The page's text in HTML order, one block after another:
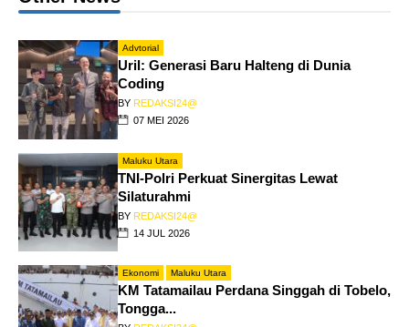
Advtorial
Uril: Generasi Baru Halteng di Dunia
Coding
BY REDAKSI24@
07 MEI 2026
Maluku Utara
TNI-Polri Perkuat Sinergitas Lewat
Silaturahmi
BY REDAKSI24@
14 JUL 2026
Ekonomi Maluku Utara
KM Tatamailau Perdana Singgah di Tobelo,
Tongga...